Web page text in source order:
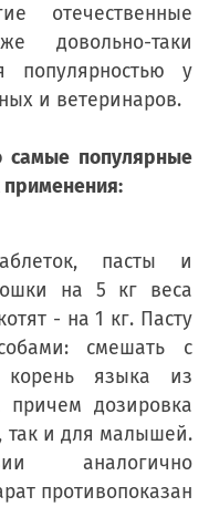
отечественные
довольно-таки
популярностью у
и ветеринаров.
самые популярные
пасты и
на 5 кг веса
- на 1 кг. Пасту
смешать с
языка из
дозировка
так и для малышей.
аналогично
противопоказан